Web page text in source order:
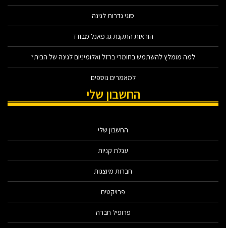
סוגי גדרות לגינה
הוראות התקנת גג פאנל מבודד
למה מומלץ להשתמש בחומרי ברזל ואלומיניום לגינה של הבית?
למאמרים נוספים
החשבון שלי
החשבון שלי
עגלת קניות
חברות מיוצגות
פרויקטים
פרופיל חברה